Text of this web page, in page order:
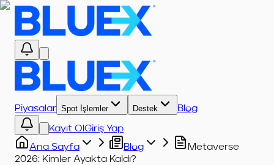
Piyasalar Spot İşlemler Destek Blog
Kayıt Ol Giriş Yap
Ana Sayfa
Blog
Metaverse
2026: Kimler Ayakta Kaldı?